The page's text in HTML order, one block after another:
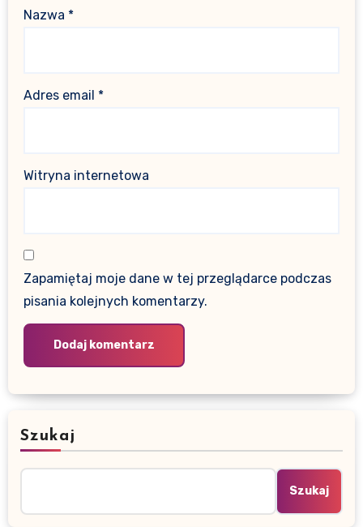
Nazwa *
Adres email *
Witryna internetowa
Zapamiętaj moje dane w tej przeglądarce podczas
pisania kolejnych komentarzy.
Szukaj
Szukaj